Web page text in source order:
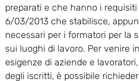
preparati e che hanno i requisiti
6/03/2013 che stabilisce,
necessari per i formatori per la
sui luoghi di lavoro. Per venire
esigenze di aziende e
degli iscritti, è possibile